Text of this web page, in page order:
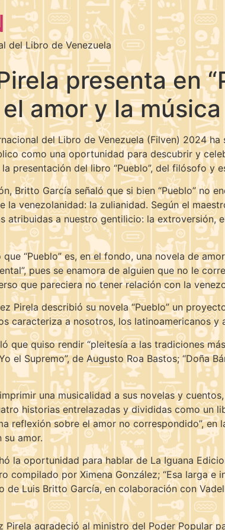
del Libro de Venezuela
presenta en
amor y la música
del Libro de Venezuela (Filven) 2024
como una oportunidad para descubrir y
presentación del libro “Pueblo”, del filósofo y
Britto García señaló que si bien “Pueblo” no
la venezolanidad: la zulianidad. Según el
atribuidas a nuestro gentilicio: la
“Pueblo” es, en el fondo, una novela de
pues se enamora de alguien que no le
que pareciera no tener relación con la
Pirela describió su novela “Pueblo” un
caracteriza a nosotros, los latinoamericanos y
que quiso rendir “pleitesía a las tradiciones
el Supremo”, de Augusto Roa Bastos; “Doña
una musicalidad a sus novelas y
historias entrelazadas y divididas como un
reflexión sobre el amor no correspondido”,
su amor.
la oportunidad para hablar de La Iguana
compilado por Ximena González; “Esa larga
de Luis Britto García, en colaboración con
Pirela agradeció al ministro del Poder Popular